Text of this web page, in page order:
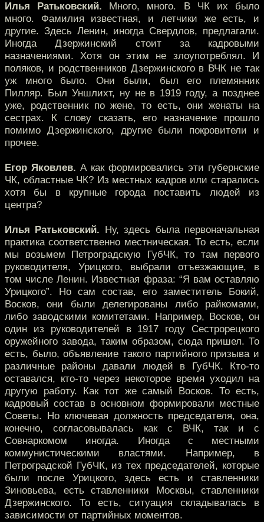
Илья Ратьковский. Много, много. В ЧК их было
много. Фамилия известная, и летчики же есть, и
другие. Здесь Ленин, иногда Свердлов, предлагали.
Иногда Дзержинский стоит за кадровыми
назначениями. Хотя он этим не злоупотреблял. И
поляков, и родственников Дзержинского в ВЧК не так
уж много было. Они были, был его племянник
Пилляр. Был Уншлихт, ну не в 1919 году, а позднее
уже, родственник по жене, то есть, они женаты на
сестрах. К слову сказать, его назначение прошло
помимо Дзержинского, другие были покровители и
прочее.
Егор Яковлев. А как формировались эти губернские
ЧК, областные ЧК? Из местных кадров или старались
хотя бы в крупные города поставить людей из
центра?
Илья Ратьковский. Ну, здесь была первоначальная
практика соответственно местническая. То есть, если
мы возьмем Петроградскую ГубЧК, то там первого
руководителя, Урицкого, выбрали отъезжающие, в
том числе Ленин. Известная фраза: “Я вам оставляю
Урицкого”. Но сам состав, его заместитель Бокий,
Восков, они были делегированы либо райкомами,
либо заводскими комитетами. Например, Восков, он
один из руководителей в 1917 году Сестрорецкого
оружейного завода, таким образом, сюда пришел. То
есть, было, объявление такого партийного призыва и
различные районы давали людей в ГубЧК. Кто-то
оставался, кто-то через некоторое время уходил на
другую работу. Как тот же самый Восков. То есть,
кадровый состав в основном формировали местные
Советы. Но ключевая должность председателя, она,
конечно, согласовывалась как с ВЧК, так и с
Совнаркомом иногда. Иногда с местными
коммунистическими властями. Например, в
Петроградской ГубЧК, из тех председателей, которые
были после Урицкого, здесь есть и ставленники
Зиновьева, есть ставленники Москвы, ставленники
Дзержинского. То есть, ситуация складывалась в
зависимости от партийных моментов.